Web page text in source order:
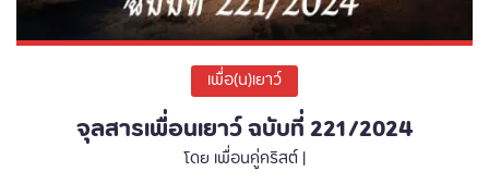
เพื่อ(น)เยาว์
จุลสารเพื่อนเยาว์ ฉบับที่ 221/2024
โดย เพื่อนคู่คริสต์ |